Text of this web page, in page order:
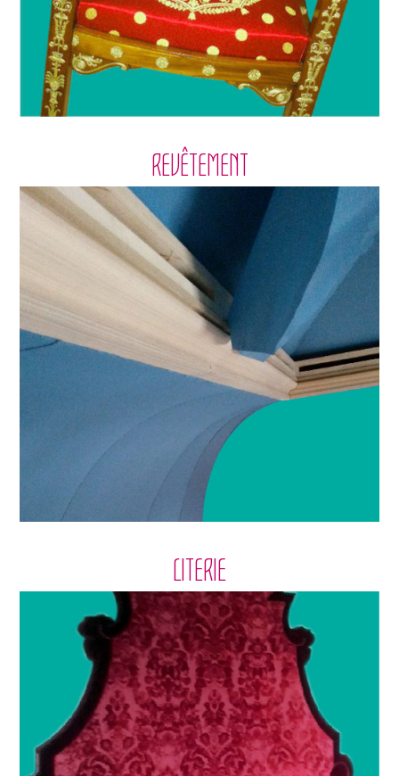
REVÊTEMENT
LITERIE